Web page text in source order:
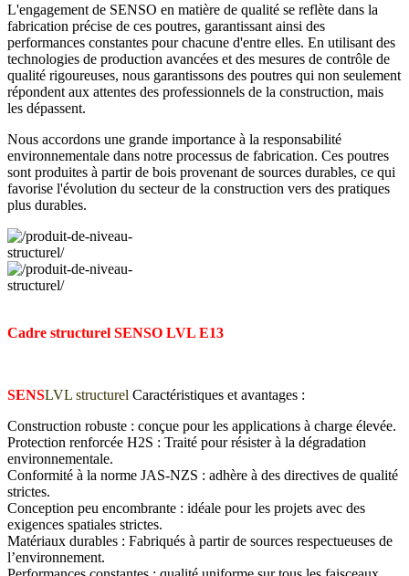
L'engagement de SENSO en matière de qualité se reflète dans la
fabrication précise de ces poutres, garantissant ainsi des
performances constantes pour chacune d'entre elles. En utilisant des
technologies de production avancées et des mesures de contrôle de
qualité rigoureuses, nous garantissons des poutres qui non seulement
répondent aux attentes des professionnels de la construction, mais
les dépassent.
Nous accordons une grande importance à la responsabilité
environnementale dans notre processus de fabrication. Ces poutres
sont produites à partir de bois provenant de sources durables, ce qui
favorise l'évolution du secteur de la construction vers des pratiques
plus durables.
Cadre structurel SENSO LVL E13
SENSLVL structurel Caractéristiques et avantages :
Construction robuste : conçue pour les applications à charge élevée.
Protection renforcée H2S : Traité pour résister à la dégradation
environnementale.
Conformité à la norme JAS-NZS : adhère à des directives de qualité
strictes.
Conception peu encombrante : idéale pour les projets avec des
exigences spatiales strictes.
Matériaux durables : Fabriqués à partir de sources respectueuses de
l’environnement.